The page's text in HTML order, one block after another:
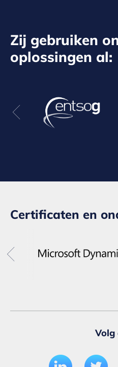
Zij gebruiken
oplossingen al:
Certificaten en
Volg